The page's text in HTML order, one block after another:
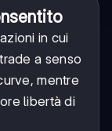
in cui
a senso
mentre
libertà di